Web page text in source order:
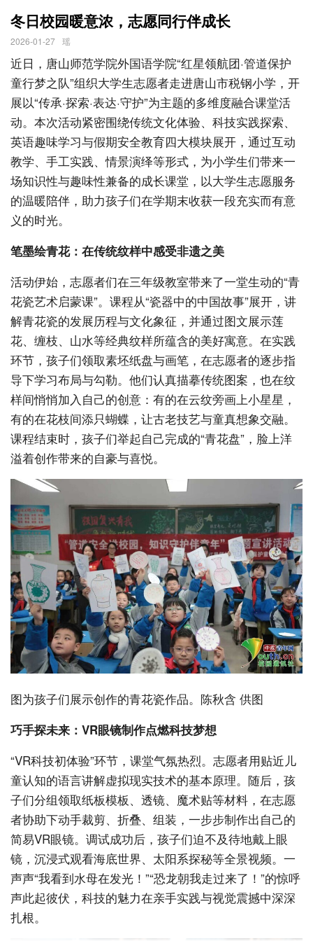
冬日校园暖意浓，志愿同行伴成长
2026-01-27 瑶
近日，唐山师范学院外国语学院“红星领航团·管道保护
童行梦之队”组织大学生志愿者走进唐山市税钢小学，开
展以“传承·探索·表达·守护”为主题的多维度融合课堂活
动。本次活动紧密围绕传统文化体验、科技实践探索、
英语趣味学习与假期安全教育四大模块展开，通过互动
教学、手工实践、情景演绎等形式，为小学生们带来一
场知识性与趣味性兼备的成长课堂，以大学生志愿服务
的温暖陪伴，助力孩子们在学期末收获一段充实而有意
义的时光。
笔墨绘青花：在传统纹样中感受非遗之美
活动伊始，志愿者们在三年级教室带来了一堂生动的“青
花瓷艺术启蒙课”。课程从“瓷器中的中国故事”展开，讲
解青花瓷的发展历程与文化象征，并通过图文展示莲
花、缠枝、山水等经典纹样所蕴含的美好寓意。在实践
环节，孩子们领取素坯纸盘与画笔，在志愿者的逐步指
导下学习布局与勾勒。他们认真描摹传统图案，也在纹
样间悄悄加入自己的创意：有的在云纹旁画上小星星，
有的在花枝间添只蝴蝶，让古老技艺与童真想象交融。
课程结束时，孩子们举起自己完成的“青花盘”，脸上洋
溢着创作带来的自豪与喜悦。
图为孩子们展示创作的青花瓷作品。陈秋含 供图
巧手探未来：VR眼镜制作点燃科技梦想
“VR科技初体验”环节，课堂气氛热烈。志愿者用贴近儿
童认知的语言讲解虚拟现实技术的基本原理。随后，孩
子们分组领取纸板模板、透镜、魔术贴等材料，在志愿
者协助下动手裁剪、折叠、组装，一步步制作出自己的
简易VR眼镜。调试成功后，孩子们迫不及待地戴上眼
镜，沉浸式观看海底世界、太阳系探秘等全景视频。一
声声“我看到水母在发光！”“恐龙朝我走过来了！”的惊呼
声此起彼伏，科技的魅力在亲手实践与视觉震撼中深深
扎根。